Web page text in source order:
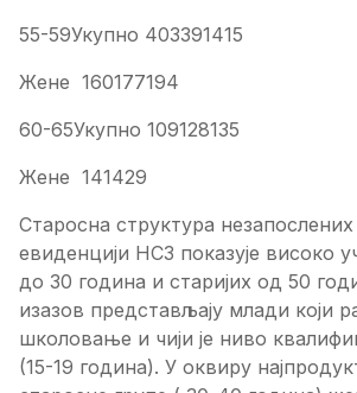
55-59Укупно 403391415
Жене 160177194
60-65Укупно 109128135
Жене 141429
Старосна структура
евиденцији НСЗ показује високо
до 30 година и старијих од 50
изазов представљају млади који
школовање и чији је ниво
(15-19 година). У оквиру